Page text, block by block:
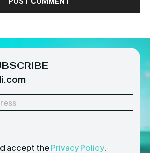
accept thePrivacy Policy.